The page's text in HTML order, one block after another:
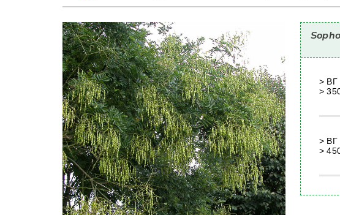
> ВГ
>
> ВГ
>